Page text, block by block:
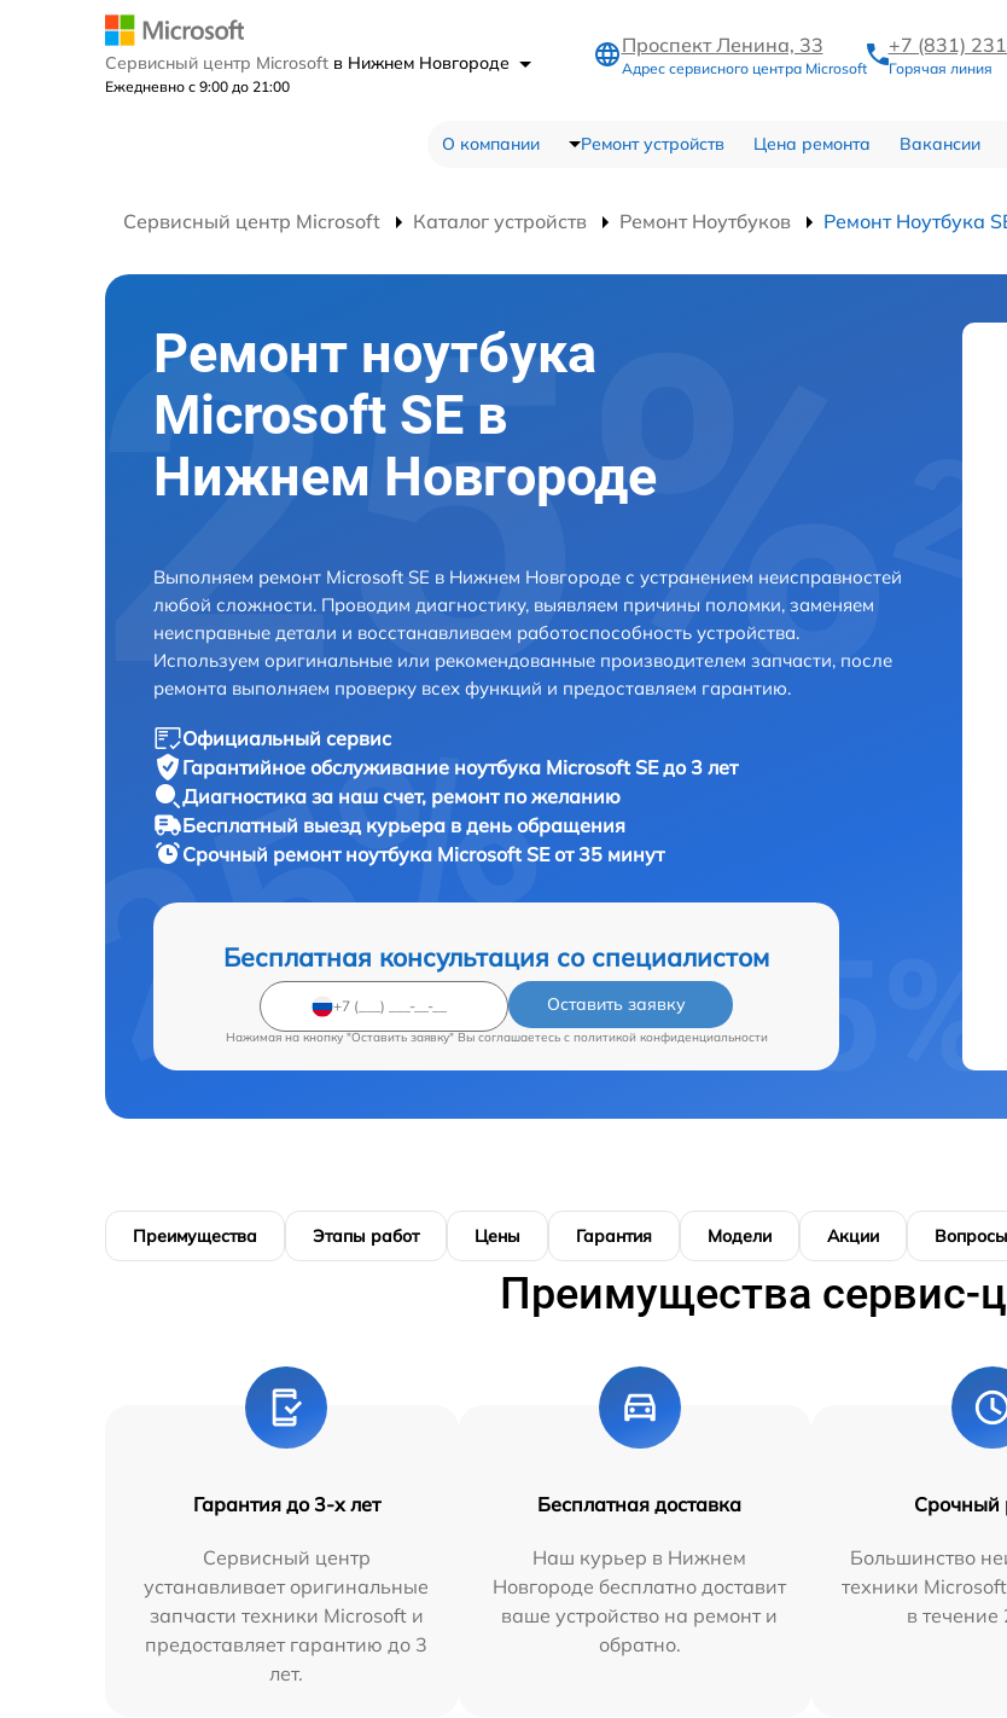
Сервисный центр Microsoft в Нижнем Новгороде
Ежедневно с 9:00 до 21:00
Проспект Ленина, 33
Адрес сервисного центра Microsoft
+7 (831)
Горячая линия
О компании Ремонт устройств Цена ремонта Вакансии
Сервисный центр Microsoft Каталог устройств Ремонт Ноутбуков Ремонт Ноутбука
Ремонт ноутбука
Microsoft SE в
Нижнем Новгороде
Выполняем ремонт Microsoft SE в Нижнем Новгороде с устранением неисправностей
любой сложности. Проводим диагностику, выявляем причины поломки, заменяем
неисправные детали и восстанавливаем работоспособность устройства.
Используем оригинальные или рекомендованные производителем запчасти, после
ремонта выполняем проверку всех функций и предоставляем гарантию.
Официальный сервис
Гарантийное обслуживание ноутбука Microsoft SE до 3 лет
Диагностика за наш счет, ремонт по желанию
Бесплатный выезд курьера в день обращения
Срочный ремонт ноутбука Microsoft SE от 35 минут
Бесплатная консультация со специалистом
Оставить заявку
Нажимая на кнопку "Оставить заявку" Вы соглашаетесь c политикой конфиденциальности
Преимущества Этапы работ Цены Гарантия Модели Акции Вопросы
Преимущества сервис-
Гарантия до 3-х лет
Сервисный центр
устанавливает оригинальные
запчасти техники Microsoft и
предоставляет гарантию до 3
лет.
Бесплатная доставка
Наш курьер в Нижнем
Новгороде бесплатно доставит
ваше устройство на ремонт и
обратно.
Срочный
Большинство
техники
в течение